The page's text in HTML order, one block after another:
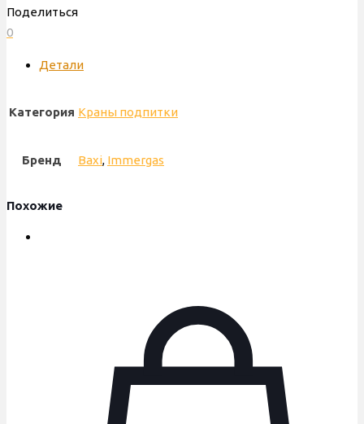
AEG,
Baxi,
Italtherm,
1.021831
Поделиться
0
Детали
Категория Краны подпитки
Бренд Baxi, Immergas
Похожие